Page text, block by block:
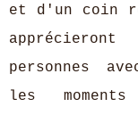
et d'un coin
personnes
les